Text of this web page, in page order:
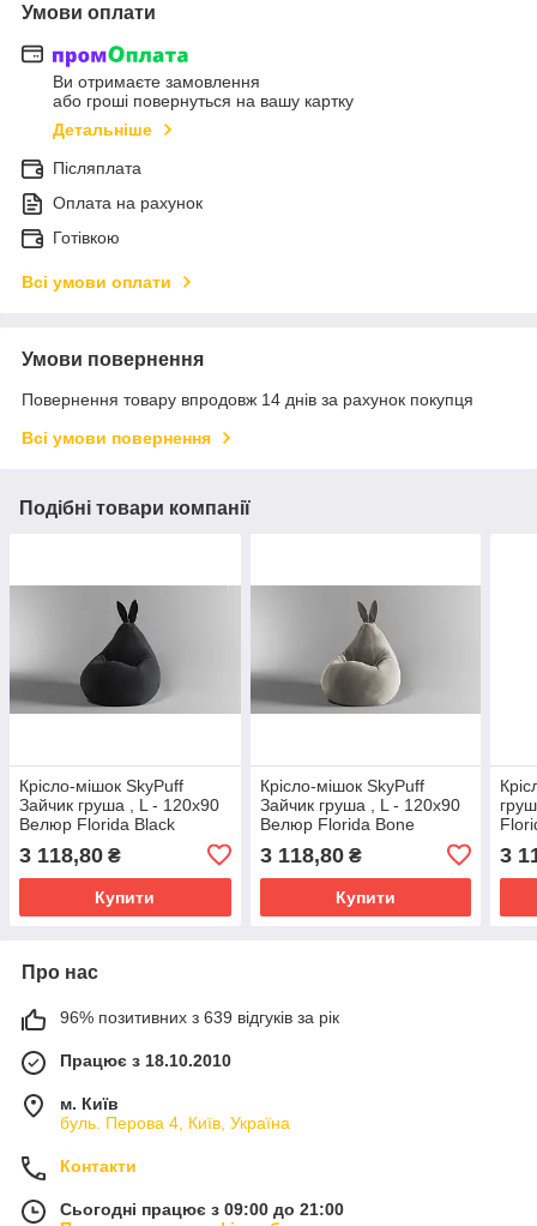
Умови оплати
Ви отримаєте замовлення
або гроші повернуться на вашу картку
Детальніше
Післяплата
Оплата на рахунок
Готівкою
Всі умови оплати
Умови повернення
Повернення товару впродовж 14 днів за рахунок покупця
Всі умови повернення
Подібні товари компанії
Крісло-мішок SkyPuff
Зайчик груша , L - 120х90
Велюр Florida Black
3 118,80 ₴
Купити
Крісло-мішок SkyPuff
Зайчик груша , L - 120х90
Велюр Florida Bone
3 118,80₴
Купити
3
Про нас
96% позитивних з 639 відгуків за рік
Працює з 18.10.2010
м. Київ
буль. Перова 4, Київ, Україна
Контакти
Сьогодні працює з 09:00 до 21:00